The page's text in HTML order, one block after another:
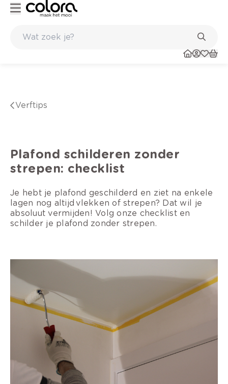
verftips
Plafond schilderen zonder
strepen: checklist
Je hebt je plafond geschilderd en ziet na enkele
lagen nog altijd vlekken of strepen? Dat wil je
absoluut vermijden! Volg onze checklist en
schilder je plafond zonder strepen.